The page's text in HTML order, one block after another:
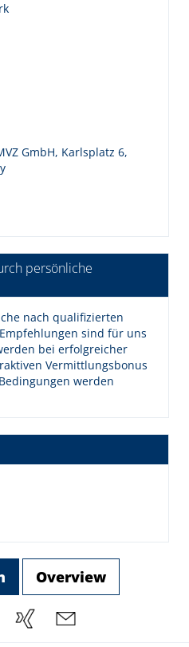
GmbH, Karlsplatz 6,
persönliche
nach qualifizierten
sind für uns
bei erfolgreicher
Vermittlungsbonus
werden
Overview